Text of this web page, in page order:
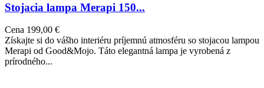
Stojacia lampa Merapi 150...
Cena 199,00 €
Získajte si do vášho interiéru príjemnú atmosféru so stojacou lampou
Merapi od Good&Mojo. Táto elegantná lampa je vyrobená z
prírodného...